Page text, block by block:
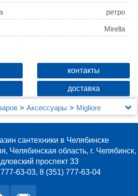
ретро
Mirella
контакты
доставка
Аксессуары
Migliore
17235 хром
сантехники в Челябинске
Челябинская область, г. Челябинск,
проспект 33
63-03, 8 (351) 777-63-04